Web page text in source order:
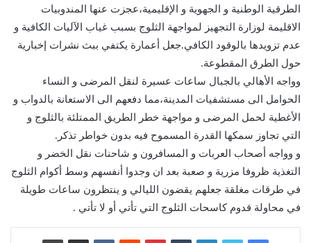
الطرقية الوطنية و الجهوية و الإقليمية،عجزت عنها المندوبيات
الاقليمة لوزارة التجهيز لمواجهة الثلوج بسبب غياب الآليات الكافية و
عدم تزويدها بالوقود الكافي.جعل أعمارة يكتفي ببث نشرات إخبارية
حول الطرق المقطوعة.
وواجه الأهالي بالجبال ساعات عسيرة لنقل المرضى و النساء
الحوامل الى مستشفيات المدينة،مما دفعهم الى الاستعانة بالدواب و
الأغطية لحمل المرضى و مواجهة خطر الطريق الممتلئة بالثلوج و
التي تجاوز سمكها القدرة المسموح فيه بدون خواطر تذكر.
و وواجه أصحاب العربات و المسافرون و شاحنات نقل الخضر و
التغذية ظروفا مزرية و صعبة بعد ان وجدوا أنفسهم وسط أكوام الثلوج
في طرقات مغلقة جعلهم يقضون الليالي و ينتظرون ساعات طويلة
في محاولة قدوم كاسحات الثلوج التي تأتي أو لا تأتي .